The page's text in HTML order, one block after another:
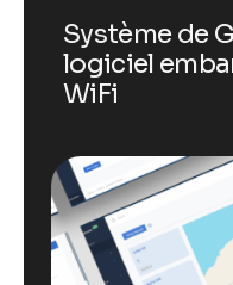
Système de
logiciel
WiFi